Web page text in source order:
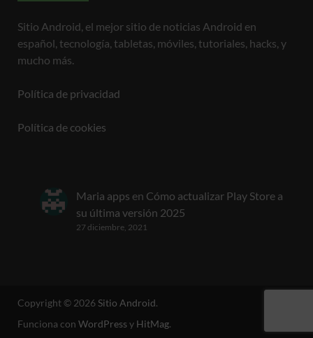
Sitio Android, el mejor sitio de noticias Android en
español, tecnología, tabletas, móviles, tutoriales, hacks, y
mucho más.
Política de privacidad
Política de cookies
Maria apps en Cómo actualizar Play Store a
su última versión 2025
27 diciembre, 2021
Copyright © 2026 Sitio Android.
Funciona con WordPressy HitMag.